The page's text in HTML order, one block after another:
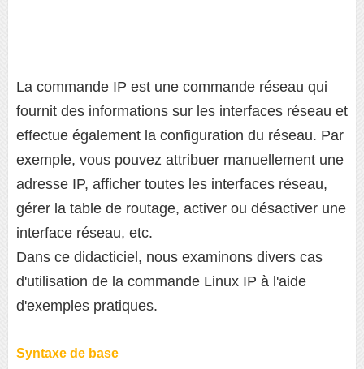
La commande IP est une commande réseau qui
fournit des informations sur les interfaces réseau et
effectue également la configuration du réseau. Par
exemple, vous pouvez attribuer manuellement une
adresse IP, afficher toutes les interfaces réseau,
gérer la table de routage, activer ou désactiver une
interface réseau, etc.
Dans ce didacticiel, nous examinons divers cas
d'utilisation de la commande Linux IP à l'aide
d'exemples pratiques.
Syntaxe de base